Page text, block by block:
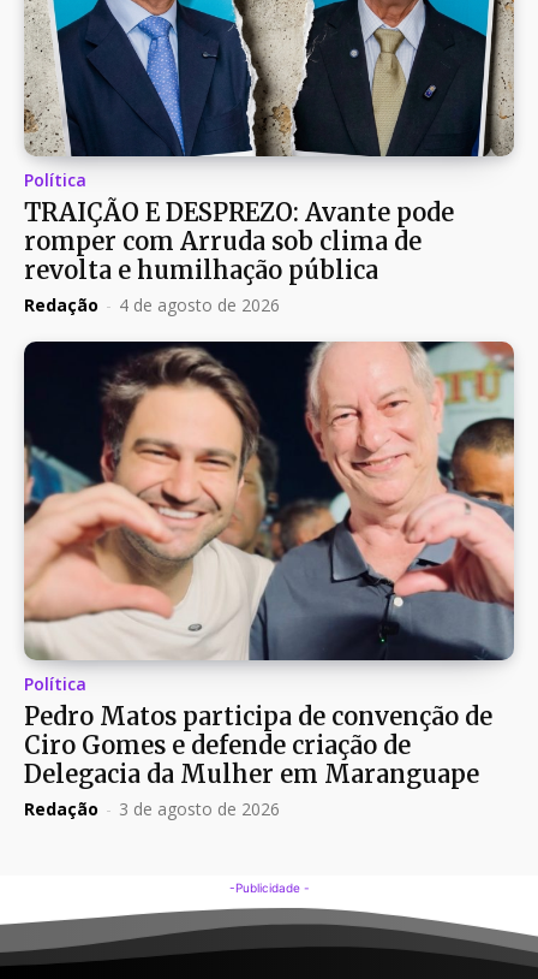
Política
TRAIÇÃO E DESPREZO: Avante pode
romper com Arruda sob clima de
revolta e humilhação pública
Redação - 4 de agosto de 2026
Política
Pedro Matos participa de convenção de
Ciro Gomes e defende criação de
Delegacia da Mulher em Maranguape
Redação - 3 de agosto de 2026
-Publicidade -